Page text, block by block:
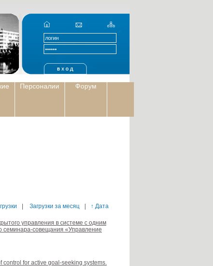
Персоналии Форум
Загрузки за месяц ↑ Дата
управления в системе с одним
совещания «Управление
control for active goal-seeking systems.